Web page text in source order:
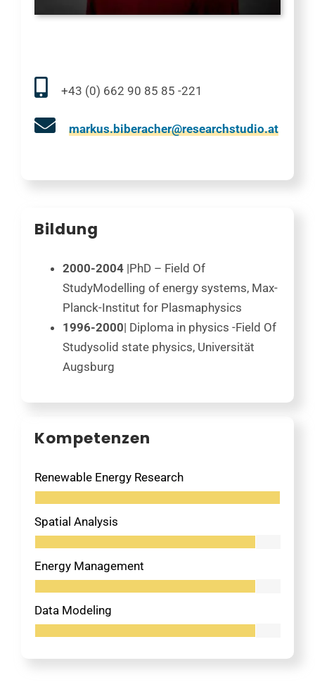
+43 (0) 662 90 85 85 -221
markus.biberacher@researchstudio.at
Bildung
2000-2004 |PhD – Field Of
StudyModelling of energy systems, Max-
Planck-Institut for Plasmaphysics
1996-2000| Diploma in physics -Field Of
Studysolid state physics, Universität
Augsburg
Kompetenzen
Renewable Energy Research
Spatial Analysis
Energy Management
Data Modeling